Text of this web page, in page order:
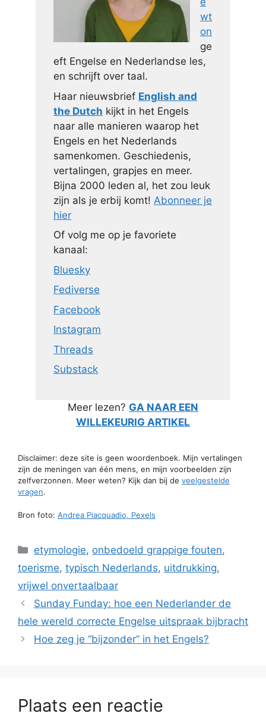
wt
on
ge
eft Engelse en Nederlandse les,
en schrijft over taal.
Haar nieuwsbrief English and
the Dutch kijkt in het Engels
naar alle manieren waarop het
Engels en het Nederlands
samenkomen. Geschiedenis,
vertalingen, grapjes en meer.
Bijna 2000 leden al, het zou leuk
zijn als je erbij komt! Abonneer je
hier
Of volg me op je favoriete
kanaal:
Bluesky
Fediverse
Facebook
Instagram
Threads
Substack
Meer lezen? GA NAAR EEN
WILLEKEURIG ARTIKEL
Disclaimer: deze site is geen woordenboek. Mijn vertalingen
zijn de meningen van één mens, en mijn voorbeelden zijn
zelfverzonnen. Meer weten? Kijk dan bij de veelgestelde
vragen.
Bron foto: Andrea Piacquadio, Pexels
Categorieën
etymologie, onbedoeld grappige fouten,
toerisme, typisch Nederlands, uitdrukking,
vrijwel onvertaalbaar
Sunday Funday: hoe een Nederlander de
hele wereld correcte Engelse uitspraak bijbracht
Hoe zeg je “bijzonder” in het Engels?
Plaats een reactie